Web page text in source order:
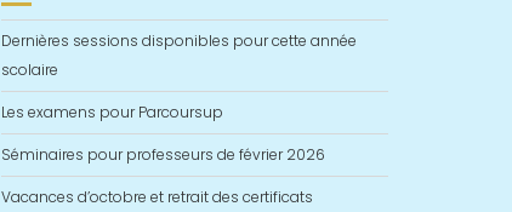
Dernières sessions disponibles pour cette année
scolaire
Les examens pour Parcoursup
Séminaires pour professeurs de février 2026
Vacances d’octobre et retrait des certificats